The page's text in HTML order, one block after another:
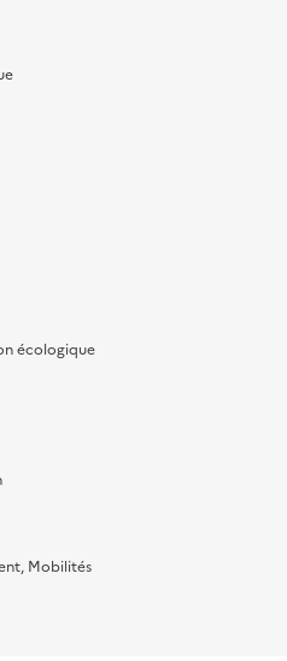
écologique
Mobilités